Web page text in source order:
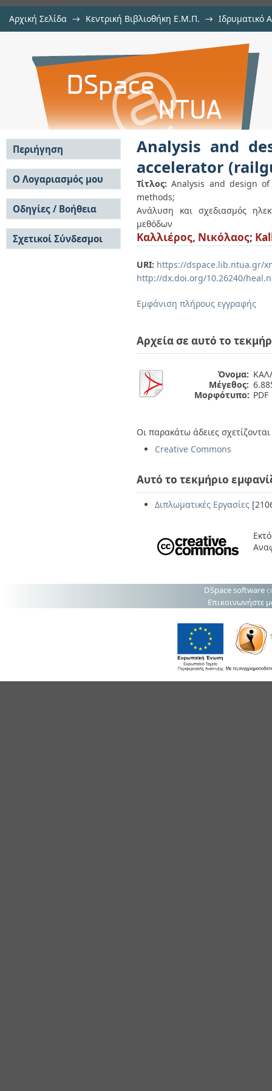
Αρχική Σελίδα → Κεντρική Βιβλιοθήκη Ε.Μ.Π. → Ιδρυματικό
Analysis and design of a linear
using computational methods
Analysis and
accelerator
Τίτλος: Analysis and design
methods;
Ανάλυση και σχεδιασμός
μεθόδων
Καλλιέρος, Νικόλαος;
URI: https://dspace.lib.ntua.gr/
http://dx.doi.org/10.26240/
Εμφάνιση πλήρους εγγραφής
Αρχεία σε αυτό το
Όνομα:
Μέγεθος:
Μορφότυπο: PDF
Οι παρακάτω άδειες
Creative Commons
Αυτό το τεκμήριο
Διπλωματικές Εργασίες
Περιήγηση
Σε όλο το DSpace
Κοινότητες & Συλλογές
Ανά Ημερομηνία
Έκδοσης
Συγγραφείς
Τίτλοι
Θέματα
Ο Λογαριασμός μου
Σύνδεση
Εγγραφή
Οδηγίες / Βοήθεια
Οδηγίες Υποβολής
Οδηγίες Χρήσης ΙΑ
Συχνές Ερωτήσεις
Σχετικοί Σύνδεσμοι
DSpace software
Επικοινωνήστε